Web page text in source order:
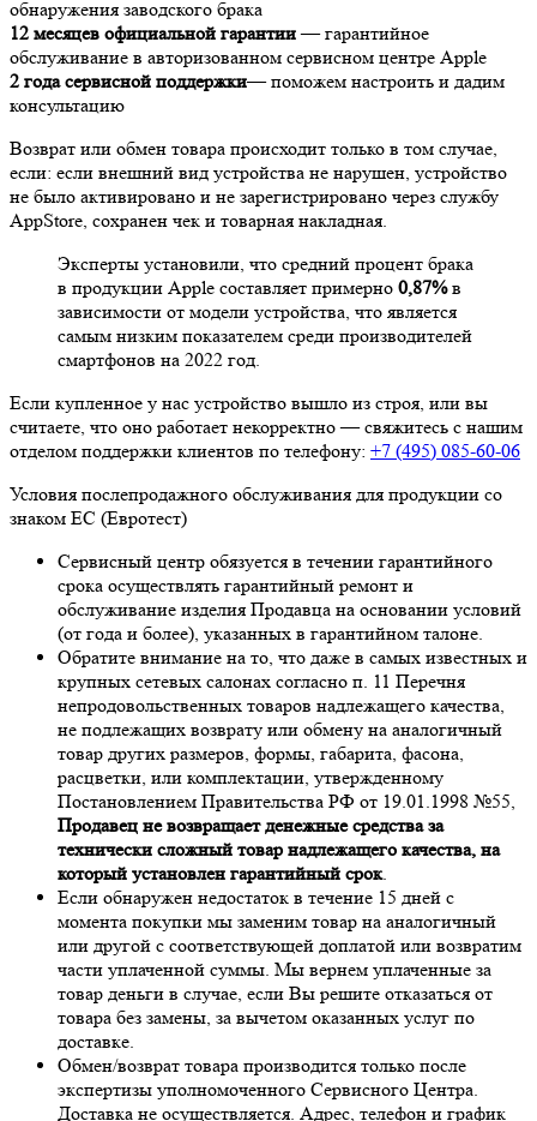
обнаружения заводского брака
12 месяцев официальной гарантии— гарантийное
обслуживание в авторизованном сервисном центре Apple
2 года сервисной поддержки— поможем настроить и дадим
консультацию
Возврат или обмен товара происходит только в том случае,
если: если внешний вид устройства не нарушен, устройство
не было активировано и не зарегистрировано через службу
AppStore, сохранен чек и товарная накладная.
Эксперты установили, что средний процент брака
в продукции Apple составляет примерно 0,87%в
зависимости от модели устройства, что является
самым низким показателем среди производителей
смартфонов на 2022 год.
Если купленное у нас устройство вышло из строя, или вы
считаете, что оно работает некорректно — свяжитесь с нашим
отделом поддержки клиентов по телефону: +7 (495) 085-60-06
Условия послепродажного обслуживания для продукции со
знаком ЕС (Евротест)
Сервисный центр обязуется в течении гарантийного
срока осуществлять гарантийный ремонт и
обслуживание изделия Продавца на основании условий
(от года и более), указанных в гарантийном талоне.
Обратите внимание на то, что даже в самых известных и
крупных сетевых салонах согласно п. 11 Перечня
непродовольственных товаров надлежащего качества,
не подлежащих возврату или обмену на аналогичный
товар других размеров, формы, габарита, фасона,
расцветки, или комплектации, утвержденному
Постановлением Правительства РФ от 19.01.1998 №55,
Продавец не возвращает денежные средства за
технически сложный товар надлежащего качества, на
который установлен гарантийный срок.
Если обнаружен недостаток в течение 15 дней с
момента покупки мы заменим товар на аналогичный
или другой с соответствующей доплатой или возвратим
части уплаченной суммы. Мы вернем уплаченные за
товар деньги в случае, если Вы решите отказаться от
товара без замены, за вычетом оказанных услуг по
доставке.
Обмен/возврат товара производится только после
экспертизы уполномоченного Сервисного Центра.
Доставка не осуществляется. Адрес, телефон и график